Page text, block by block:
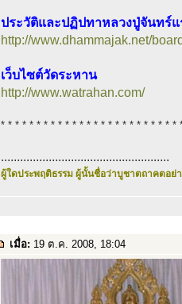
ประวัติและปฏิปทาหลวงปู่จันทร์แ
http://www.dhammajak.net/
เว็บไซต์วัดระหาน
http://www.watrahan.com/
* * * * * * * * * * * * * * * * * * * * * * * * *
.....................................................
ผู้ใดประพฤติธรรม ผู้นั้นชื่อว่าบูชาตถาคตอย่า
เมื่อ: 19 ต.ค. 2008, 18:04